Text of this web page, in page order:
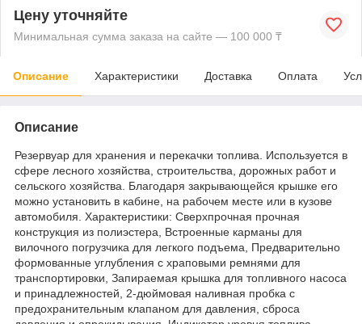
Цену уточняйте
Минимальная сумма заказа на сайте — 100 000 ₸
Описание Характеристики Доставка Оплата
Описание
Резервуар для хранения и перекачки топлива. Используется в
сфере лесного хозяйства, строительства, дорожных работ и
сельского хозяйства. Благодаря закрывающейся крышке его
можно установить в кабине, на рабочем месте или в кузове
автомобиля. Характеристики: Сверхпрочная прочная
конструкция из полиэстера, Встроенные карманы для
вилочного погрузчика для легкого подъема, Предварительно
формованные углубления с храповыми ремнями для
транспортировки, Запираемая крышка для топливного насоса
и принадлежностей, 2-дюймовая наливная пробка с
предохранительным клапаном для давления, сброса